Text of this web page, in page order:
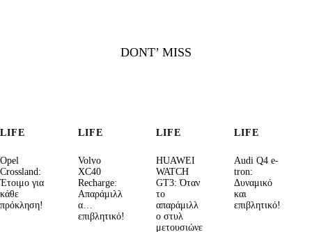
DONT’ MISS
LIFE
Opel
Crossland:
Έτοιμο για
κάθε
πρόκληση!
LIFE
Volvo
XC40
Recharge:
Απαράμιλλ
α…
επιβλητικό!
LIFE
HUAWEI
WATCH
GT3: Όταν
το
απαράμιλλ
ο στυλ
μετουσιώνε
LIFE
Audi Q4 e-
tron:
Δυναμικό
και
επιβλητικό!